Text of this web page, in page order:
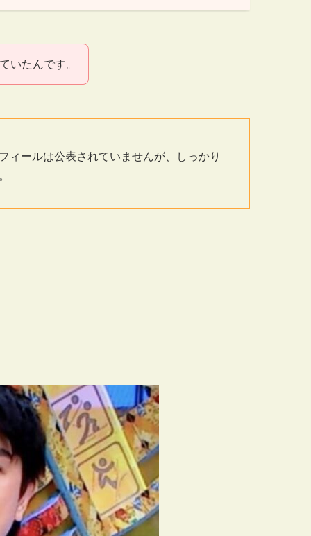
いたんです。
ィールは公表されていませんが、しっかり